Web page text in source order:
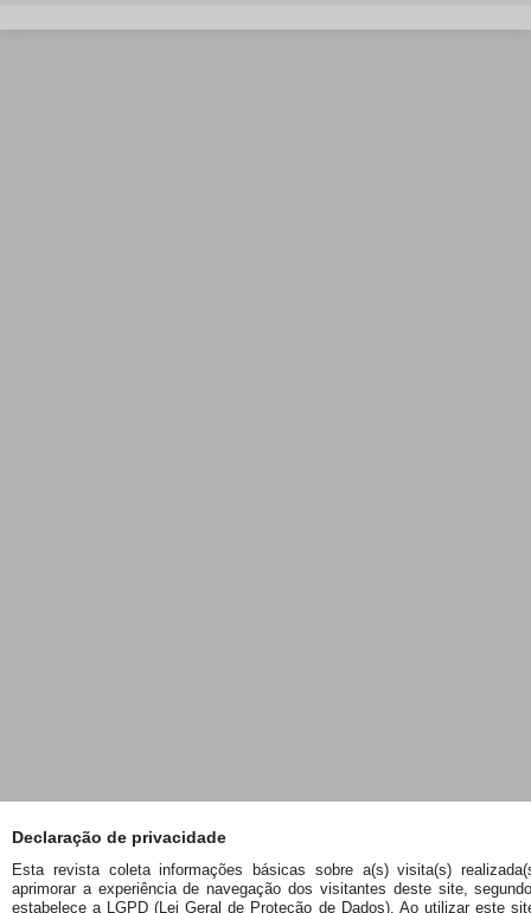
Declaração de privacidade
Esta revista coleta informações básicas sobre a(s) visita(s)
aprimorar a experiência de navegação dos visitantes deste site,
estabelece a LGPD (Lei Geral de Proteção de Dados). Ao utilizar este